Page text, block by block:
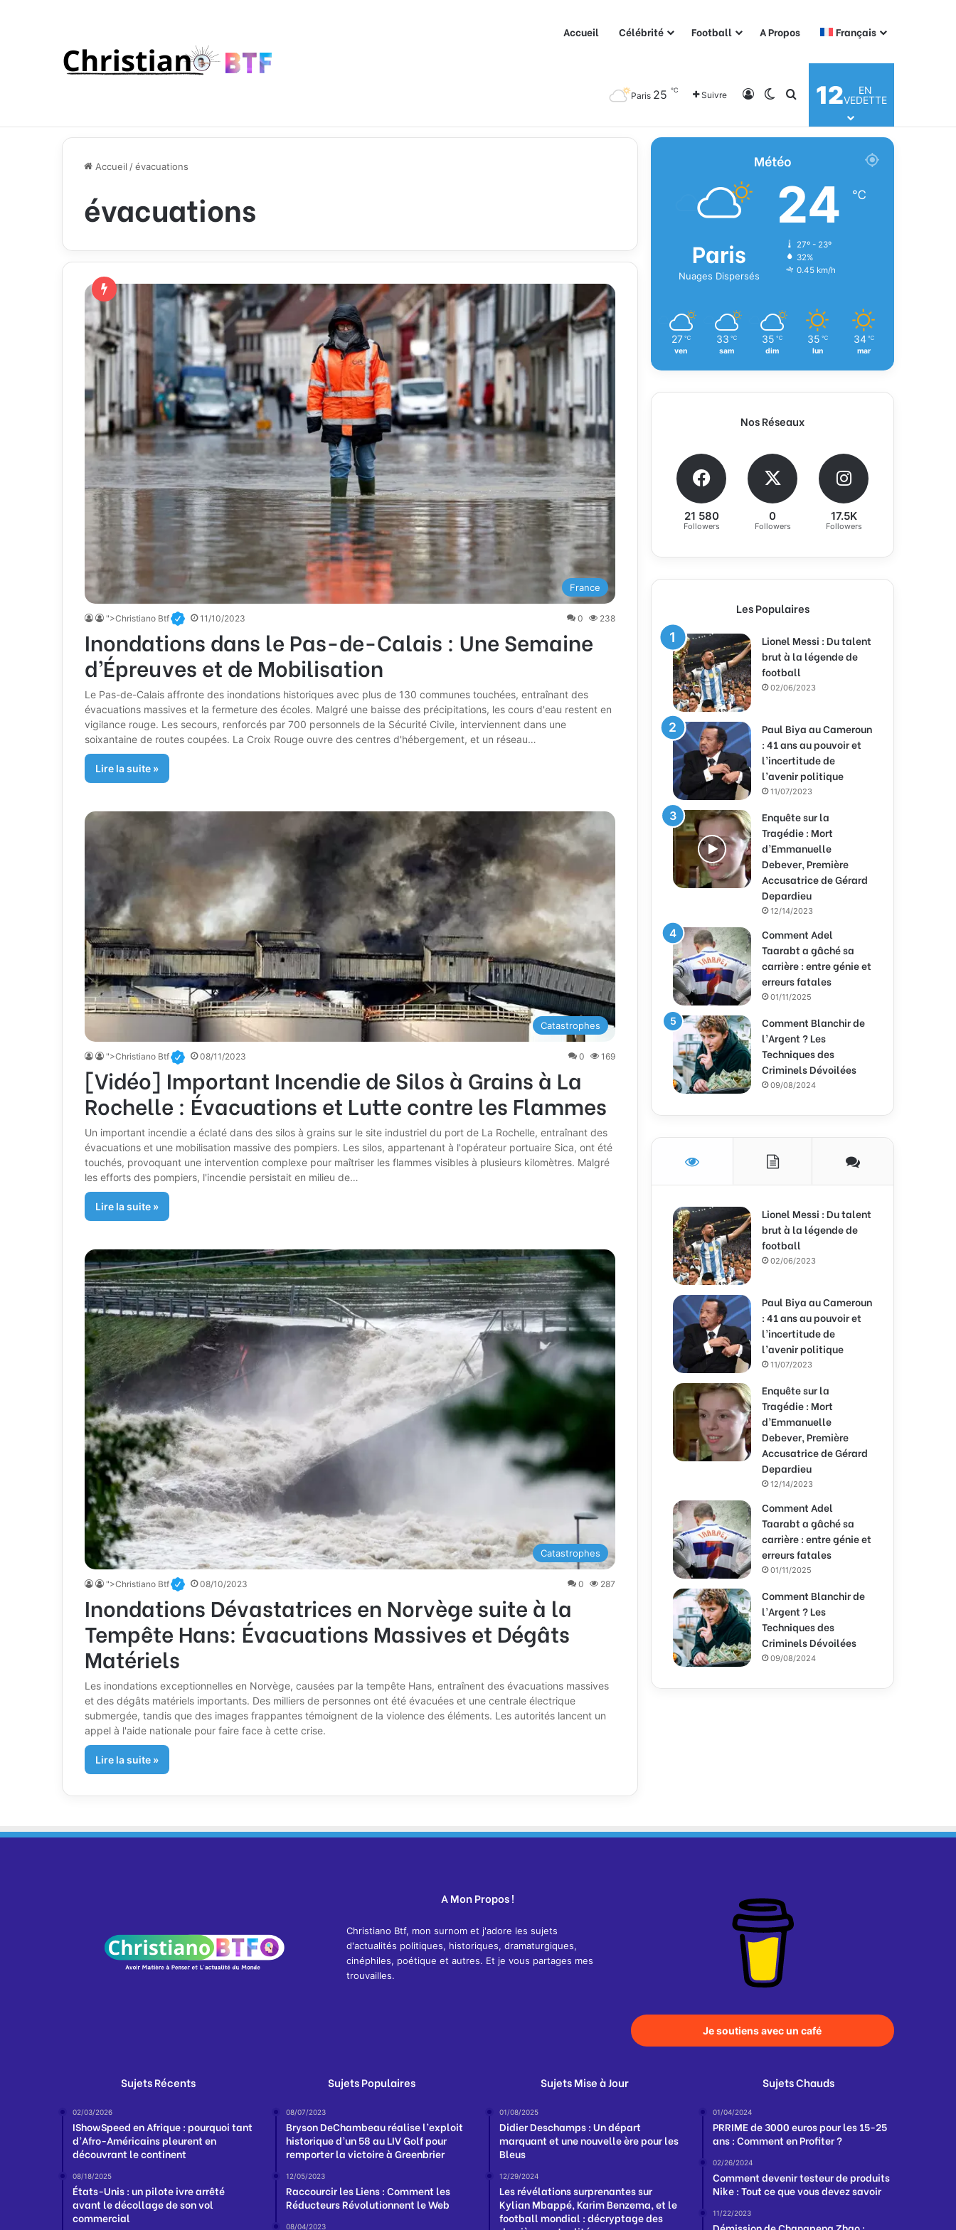
Accueil Célébrité Football A Propos Français
Paris 25 ℃ Suivre ConnexionSwitch skin
Rechercher
12
EN
VEDETTE
Accueil /évacuations
évacuations
France
">Christiano Btf 11/10/2023 0 238
Inondations dans le Pas-de-Calais : Une Semaine
d’Épreuves et de Mobilisation
Le Pas-de-Calais affronte des inondations historiques avec plus de 130 communes touchées, entraînant des
évacuations massives et la fermeture des écoles. Malgré une baisse des précipitations, les cours d'eau restent en
vigilance rouge. Les secours, renforcés par 700 personnels de la Sécurité Civile, interviennent dans une
soixantaine de routes coupées. La Croix Rouge ouvre des centres d'hébergement, et un réseau…
Lire la suite »
Catastrophes
">Christiano Btf 08/11/2023 0 169
[Vidéo] Important Incendie de Silos à Grains à La
Rochelle : Évacuations et Lutte contre les Flammes
Un important incendie a éclaté dans des silos à grains sur le site industriel du port de La Rochelle, entraînant des
évacuations et une mobilisation massive des pompiers. Les silos, appartenant à l'opérateur portuaire Sica, ont été
touchés, provoquant une intervention complexe pour maîtriser les flammes visibles à plusieurs kilomètres. Malgré
les efforts des pompiers, l'incendie persistait en milieu de…
Lire la suite »
Catastrophes
">Christiano Btf 08/10/2023 0 287
Inondations Dévastatrices en Norvège suite à la
Tempête Hans: Évacuations Massives et Dégâts
Matériels
Les inondations exceptionnelles en Norvège, causées par la tempête Hans, entraînent des évacuations massives
et des dégâts matériels importants. Des milliers de personnes ont été évacuées et une centrale électrique
submergée, tandis que des images frappantes témoignent de la violence des éléments. Les autorités lancent un
appel à l'aide nationale pour faire face à cette crise.
Lire la suite »
Météo
Paris
Nuages Dispersés
24 ℃
27º - 23º
32%
0.45 km/h
27 ℃
ven
33 ℃
sam
35 ℃
dim
35 ℃
lun
34 ℃
mar
Nos Réseaux
21 580
Followers
0
Followers
17.5K
Followers
Les Populaires
Lionel Messi : Du talent
brut à la légende de
football
02/06/2023
Paul Biya au Cameroun
: 41 ans au pouvoir et
l’incertitude de
l’avenir politique
11/07/2023
Enquête sur la
Tragédie : Mort
d’Emmanuelle
Debever, Première
Accusatrice de Gérard
Depardieu
12/14/2023
Comment Adel
Taarabt a gâché sa
carrière : entre génie et
erreurs fatales
01/11/2025
Comment Blanchir de
l’Argent ? Les
Techniques des
Criminels Dévoilées
09/08/2024
Lionel Messi : Du talent
brut à la légende de
football
02/06/2023
Paul Biya au Cameroun
: 41 ans au pouvoir et
l’incertitude de
l’avenir politique
11/07/2023
Enquête sur la
Tragédie : Mort
d’Emmanuelle
Debever, Première
Accusatrice de Gérard
Depardieu
12/14/2023
Comment Adel
Taarabt a gâché sa
carrière : entre génie et
erreurs fatales
01/11/2025
Comment Blanchir de
l’Argent ? Les
Techniques des
Criminels Dévoilées
09/08/2024
A Mon Propos !
Christiano Btf, mon surnom et j'adore les sujets
d'actualités politiques, historiques, dramaturgiques,
cinéphiles, poétique et autres. Et je vous partages mes
trouvailles.
Je soutiens avec un café
Sujets Récents
02/03/2026
IShowSpeed en Afrique : pourquoi tant
d’Afro-Américains pleurent en
découvrant le continent
08/18/2025
États-Unis : un pilote ivre arrêté
avant le décollage de son vol
commercial
Sujets Populaires
08/07/2023
Bryson DeChambeau réalise l’exploit
historique d’un 58 au LIV Golf pour
remporter la victoire à Greenbrier
12/05/2023
Raccourcir les Liens : Comment les
Réducteurs Révolutionnent le Web
08/04/2023
Sujets Mise à Jour
01/08/2025
Didier Deschamps : Un départ
marquant et une nouvelle ère pour les
Bleus
12/29/2024
Les révélations surprenantes sur
Kylian Mbappé, Karim Benzema, et le
football mondial : décryptage des
Sujets Chauds
01/04/2024
PRRIME de 3000 euros pour les 15-25
ans : Comment en Profiter ?
02/26/2024
Comment devenir testeur de produits
Nike : Tout ce que vous devez savoir
11/22/2023